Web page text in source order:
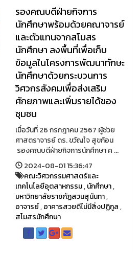
รองคณบดีฝ่ายกิจการ
นักศึกษาพร้อมด้วยคณาจารย์
และตัวแทนจากสโมสร
นักศึกษา ลงพื้นที่เพื่อเก็บ
ข้อมูลในโครงการพัฒนาทักษะ
นักศึกษาด้วยกระบวนการ
วิศวกรสังคมเพื่อส่งเสริม
ศักยภาพและเพิ่มรายได้ของ
ชุมชน
เมื่อวันที่ 26 กรกฎาคม 2567 ผู้ช่วย
ศาสตราจารย์ ดร. ขวัญใจ สุขก้อน
รองคณบดีฝ่ายกิจการนักศึกษา ค ...
2024-08-01 15:36:47
คณะวิศวกรรมศาสตร์และ
เทคโนโลยีอุตสาหกรรม,นักศึกษา,
มหาวิทยาลัยราชภัฏสวนสุนันทา,
อาจารย์,อาคารสวยดีไม่มีสิ่งปฏิกูล,
สโมสรนักศึกษา